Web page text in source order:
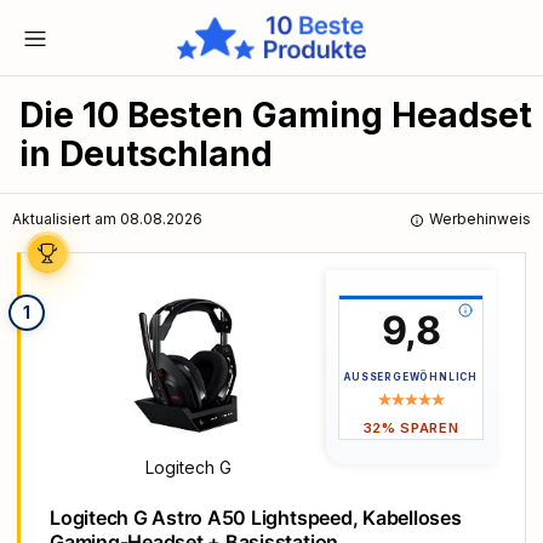
Die 10 Besten Gaming Headset
in Deutschland
Aktualisiert am 08.08.2026 Werbehinweis
1 9,8
AUSSERGEWÖHNLICH
32% SPAREN
Logitech G
Logitech G Astro A50 Lightspeed, Kabelloses